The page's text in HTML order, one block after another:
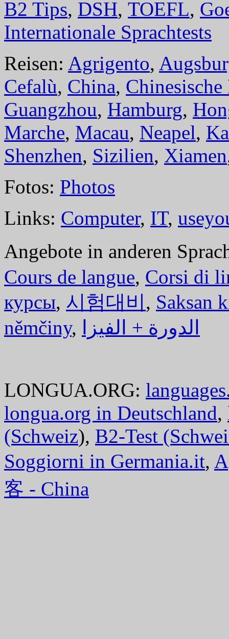
B2 Tips, DSH, TOEFL,
Internationale Sprachtests
Reisen: Agrigento,
Cefalù, China, Chinesische
Guangzhou, Hamburg,
Marche, Macau, Neapel,
Shenzhen, Sizilien, Xiamen
Fotos: Photos
Links: Computer, IT,
Angebote in anderen
Cours de langue, Corsi di
курсы, 시험대비, Saksan
němčiny, الدورة + الفيزا
LONGUA.ORG:
longua.org in Deutschland,
(Schweiz), B2-Test
Soggiorni in Germania.it,
客 - China